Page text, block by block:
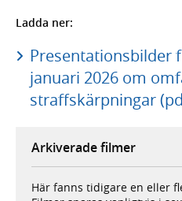
Ladda ner:
Presentationsbilder
januari 2026 om
straffskärpningar
Arkiverade filmer
Här fanns tidigare en eller